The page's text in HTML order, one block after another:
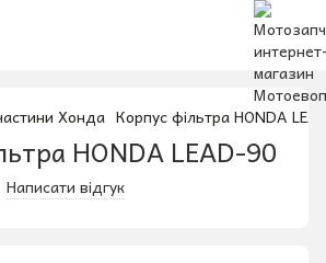
Хонда Корпус фільтра HONDA
HONDA LEAD-90
Написати відгук